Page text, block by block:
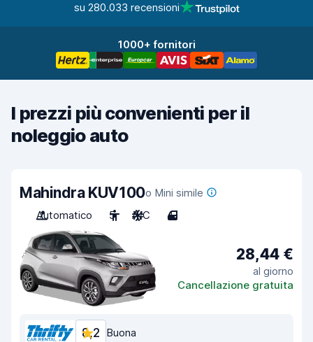
su 280.033 recensioni
1000+ fornitori
I prezzi più convenienti per il
noleggio auto
Mahindra KUV100o Mini simile
Automatico
5 A/C 4
28,44 €
al giorno
Cancellazione gratuita
8,2 Buona